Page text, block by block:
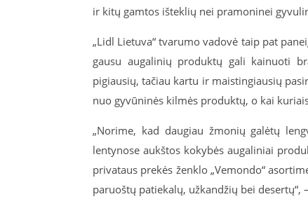
ir kitų gamtos išteklių nei pramoninei
„Lidl Lietuva“ tvarumo vadovė taip pat
gausu augalinių produktų gali kainuoti
pigiausių, tačiau kartu ir maistingiausių
nuo gyvūninės kilmės produktų, o kai
„Norime, kad daugiau žmonių galėtų
lentynose aukštos kokybės augaliniai
privataus prekės ženklo „Vemondo“
paruoštų patiekalų, užkandžių bei desertų“,